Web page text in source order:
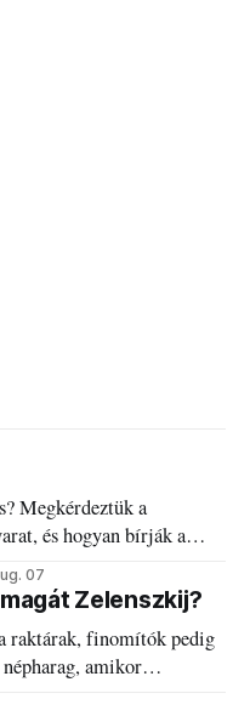
Megkérdeztük a
és hogyan bírják a
07
Zelenszkij?
raktárak, finomítók pedig
amikor